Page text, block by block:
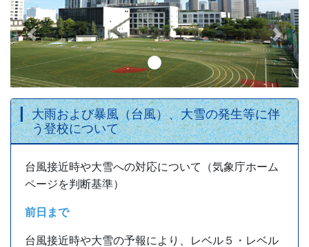
Previous Next
大雨および暴風（台風）、大雪の発生等に伴
う登校について
台風接近時や大雪への対応について（気象庁ホーム
ページを判断基準）
前日まで
台風接近時や大雪の予報により、レベル５・レベル